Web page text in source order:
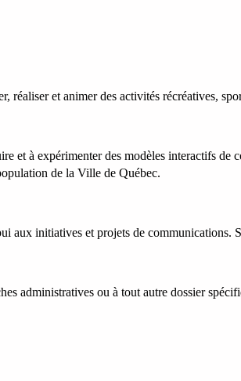
réaliser et animer des activités récréatives,
et à expérimenter des modèles interactifs de
de la Ville de Québec.
aux initiatives et projets de communications.
administratives ou à tout autre dossier